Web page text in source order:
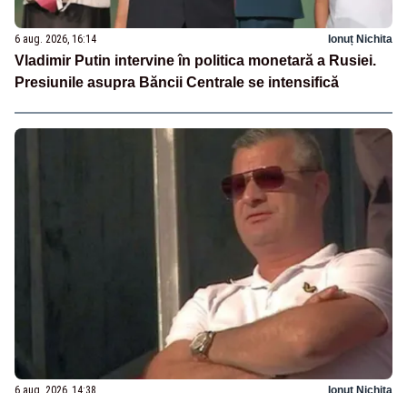
6 aug. 2026, 16:14 Ionuț Nichita
Vladimir Putin intervine în politica monetară a Rusiei.
Presiunile asupra Băncii Centrale se intensifică